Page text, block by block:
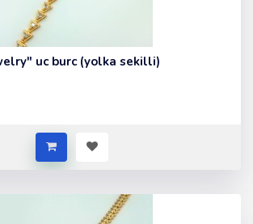
uc burc (yolka sekilli)